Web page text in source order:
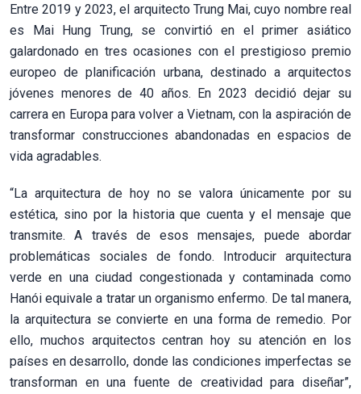
Entre 2019 y 2023, el arquitecto Trung Mai, cuyo nombre real
es Mai Hung Trung, se convirtió en el primer asiático
galardonado en tres ocasiones con el prestigioso premio
europeo de planificación urbana, destinado a arquitectos
jóvenes menores de 40 años. En 2023 decidió dejar su
carrera en Europa para volver a Vietnam, con la aspiración de
transformar construcciones abandonadas en espacios de
vida agradables.
“La arquitectura de hoy no se valora únicamente por su
estética, sino por la historia que cuenta y el mensaje que
transmite. A través de esos mensajes, puede abordar
problemáticas sociales de fondo. Introducir arquitectura
verde en una ciudad congestionada y contaminada como
Hanói equivale a tratar un organismo enfermo. De tal manera,
la arquitectura se convierte en una forma de remedio. Por
ello, muchos arquitectos centran hoy su atención en los
países en desarrollo, donde las condiciones imperfectas se
transforman en una fuente de creatividad para diseñar”,